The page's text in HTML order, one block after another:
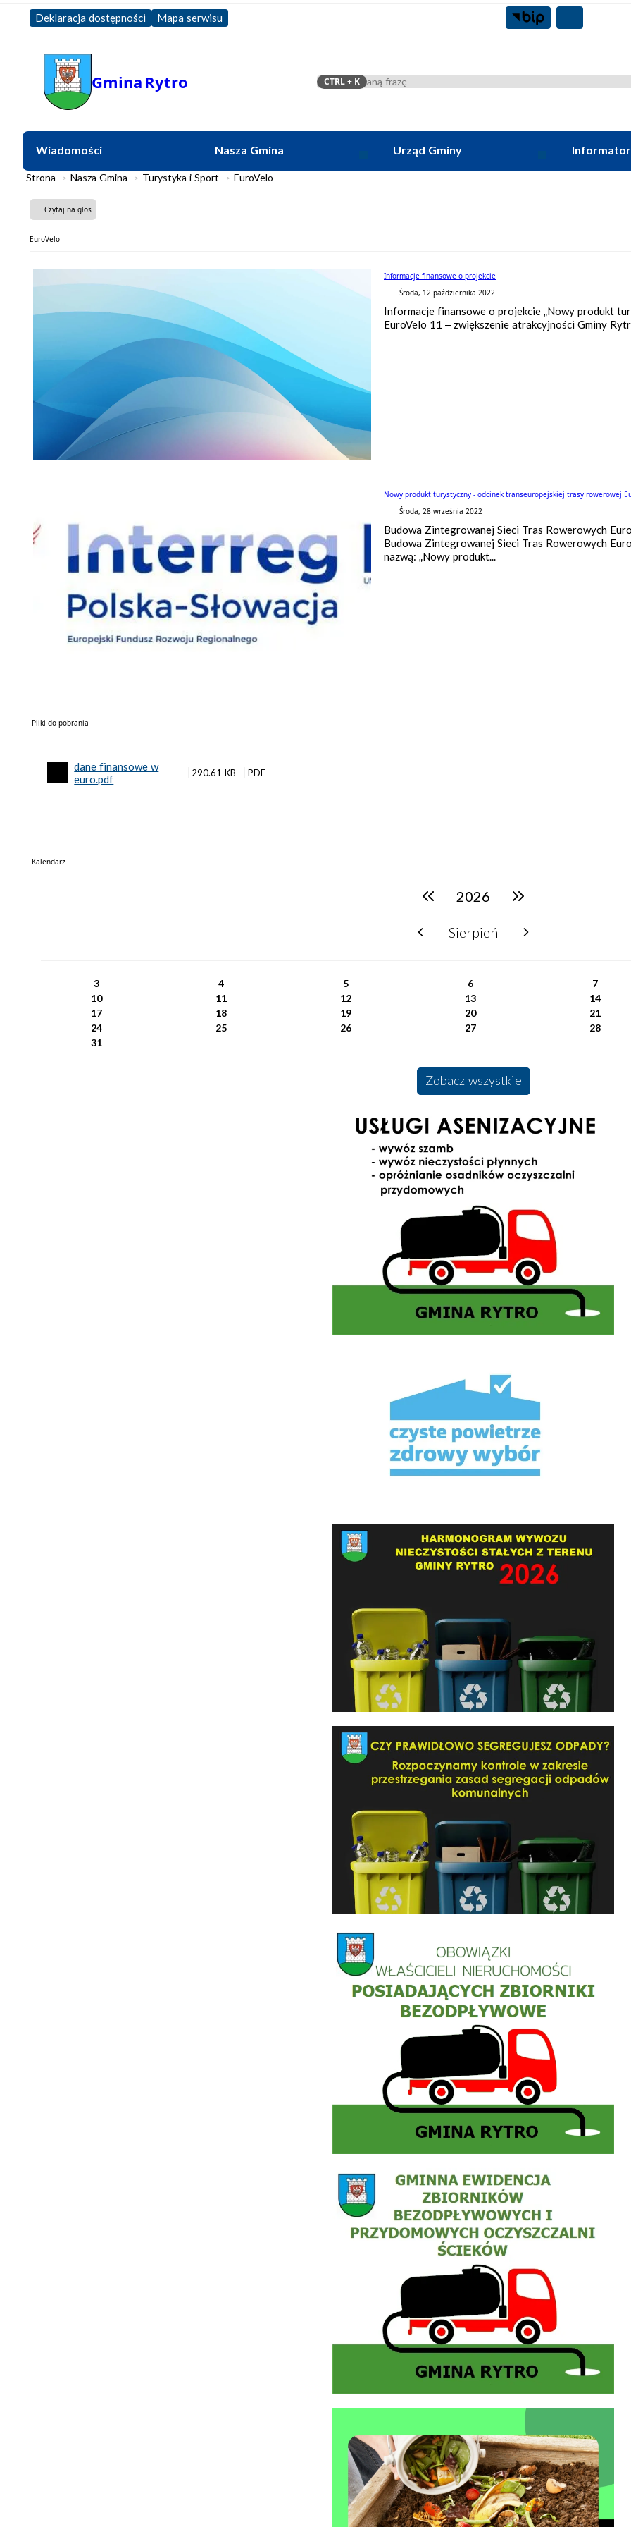
Deklaracja dostępności Mapa serwisu
Gmina Rytro Szukaj
CTRL+ K
Wiadomości Nasza Gmina Urząd Gminy Informator
Strona Nasza Gmina Turystyka i Sport EuroVelo
Czytaj na głos
EuroVelo
Informacje finansowe o projekcie
Środa, 12 października 2022
Informacje finansowe o projekcie „Nowy produkt
EuroVelo 11 – zwiększenie atrakcyjności Gminy
Nowy produkt turystyczny - odcinek transeuropejskiej trasy rowerowej
Środa, 28 września 2022
Budowa Zintegrowanej Sieci Tras Rowerowych
Budowa Zintegrowanej Sieci Tras Rowerowych
nazwą: „Nowy produkt...
Pliki do pobrania
dane finansowe w
euro.pdf
290.61 KB
Kalendarz
poprzedni rok2026 następny rok
poprzedni miesiącSierpień następny miesiąc
3
4 5 6 7
10
11 12 13 14
17
18 19 20 21
24
25 26 27 28
31
Zobacz wszystkie
HARMONOGRAM WYWOZU NIECZYSTOŚCI STAŁYCH Z TERENU GMINY RYTRO W 2026 ROKU
Czy prawidłowo segregujesz odpady?
Informacja szamba
Zgłoszenie do ewidencji zbiornika bezodpływowego nieczystości płynnych (szamb) lub